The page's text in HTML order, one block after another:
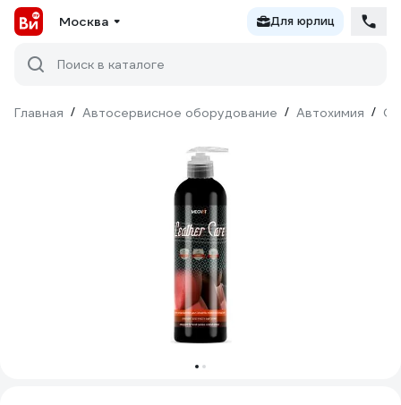
Москва Для юрлиц
Поиск в каталоге
Главная / Автосервисное оборудование / Автохимия /